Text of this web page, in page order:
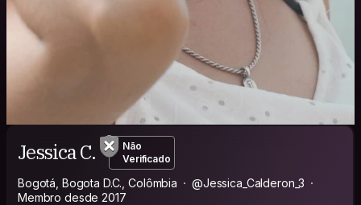
Jessica C.
Não
Verificado
Bogotá, Bogota D.C., Colômbia
@Jessica_Calderon_3
Membro desde 2017